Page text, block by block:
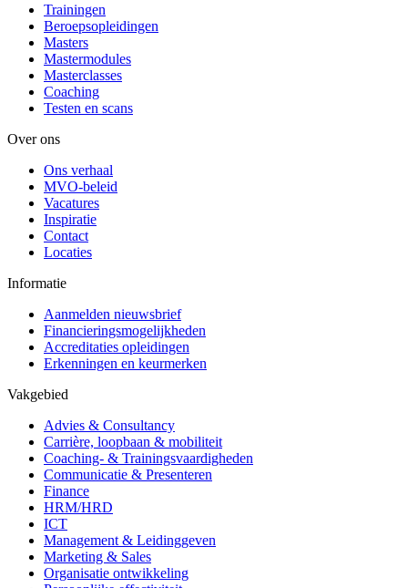
Trainingen
Beroepsopleidingen
Masters
Mastermodules
Masterclasses
Coaching
Testen en scans
Over ons
Ons verhaal
MVO-beleid
Vacatures
Inspiratie
Contact
Locaties
Informatie
Aanmelden nieuwsbrief
Financieringsmogelijkheden
Accreditaties opleidingen
Erkenningen en keurmerken
Vakgebied
Advies & Consultancy
Carrière, loopbaan & mobiliteit
Coaching- & Trainingsvaardigheden
Communicatie & Presenteren
Finance
HRM/HRD
ICT
Management & Leidinggeven
Marketing & Sales
Organisatie ontwikkeling